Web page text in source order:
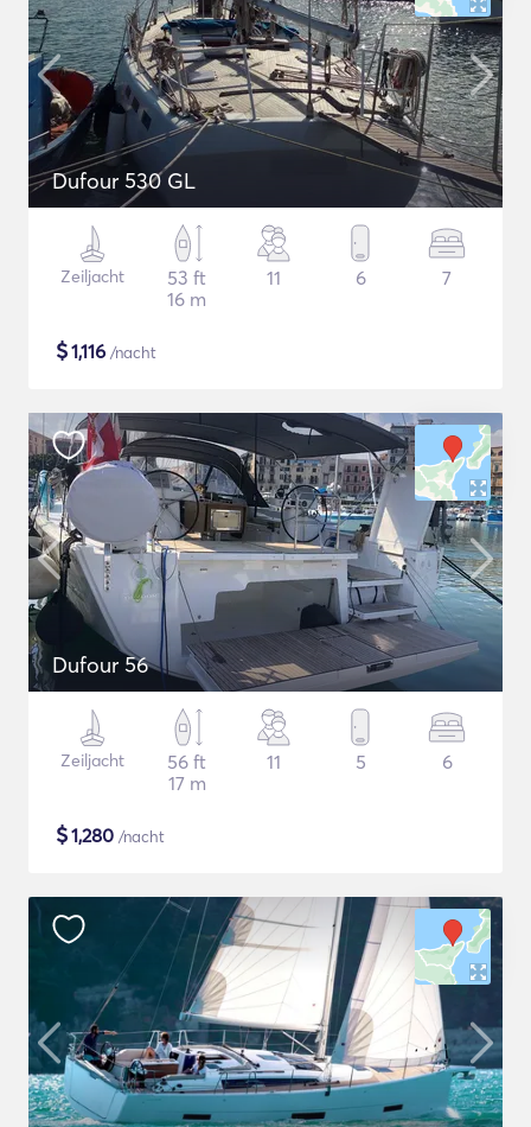
Dufour 530 GL
Zeiljacht
53 ft
16 m
11 6 7
$1,116 /nacht
Dufour 56
Zeiljacht
56 ft
17 m
11 5 6
$1,280 /nacht